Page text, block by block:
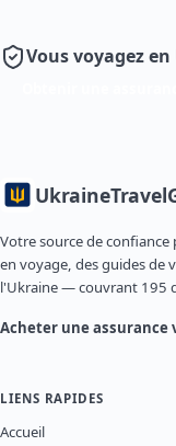
Vous voyagez
Ukraine
Votre source de
en voyage, des guides de
l'Ukraine — couvrant 195
Acheter une assurance
LIENS RAPIDES
Accueil